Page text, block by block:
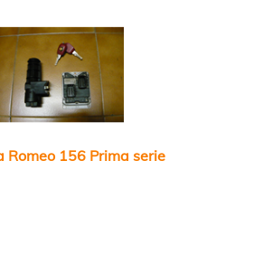
Romeo 156 Prima serie